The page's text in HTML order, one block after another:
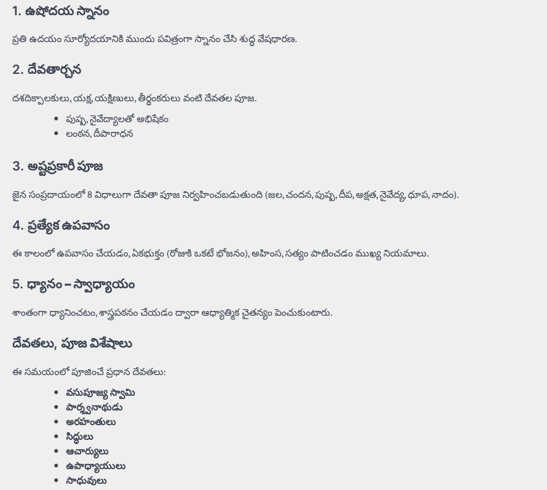
1. ఉషోదయ స్నానం
ప్రతి ఉదయం సూర్యోదయానికి ముందు పవిత్రంగా స్నానం చేసి శుద్ధ వేషధారణ.
2. దేవతార్చన
దశదిక్పాలకులు, యక్ష, యక్షిణులు, తీర్థంకరులు వంటి దేవతల పూజ.
పుష్ప, నైవేద్యాలతో అభిషేకం
లంఠన, దీపారాధన
3. అష్టప్రకారీ పూజ
జైన సంప్రదాయంలో 8 విధాలుగా దేవతా పూజ నిర్వహించబడుతుంది (జల, చందన, పుష్ప, దీప, అక్షత, నైవేద్య, ధూప, నాదం).
4. ప్రత్యేక ఉపవాసం
ఈ కాలంలో ఉపవాసం చేయడం, ఏకభుక్తం (రోజుకి ఒకటే భోజనం), అహింస, సత్యం పాటించడం ముఖ్య నియమాలు.
5. ధ్యానం – స్వాధ్యాయం
శాంతంగా ధ్యానించటం, శాస్త్రపఠనం చేయడం ద్వారా ఆధ్యాత్మిక చైతన్యం పెంచుకుంటారు.
దేవతలు, పూజ విశేషాలు
ఈ సమయంలో పూజించే ప్రధాన దేవతలు:
వసుపూజ్య స్వామి
పార్శ్వనాథుడు
అరహంతులు
సిద్ధులు
ఆచార్యులు
ఉపాధ్యాయులు
సాధువులు